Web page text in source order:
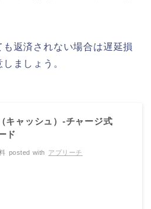
返済されない場合は遅延損
ましょう。
キャッシュ）-チャージ式
ド
posted with アプリーチ